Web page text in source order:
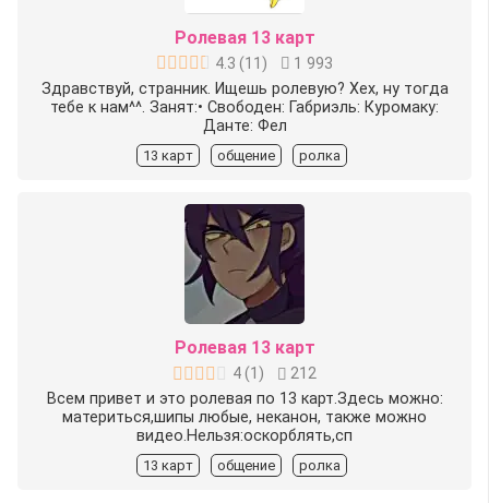
Ролевая 13 карт
4.3 (11 )
1 993
Здравствуй, странник. Ищешь ролевую? Хех, ну тогда
тебе к нам^^. Занят:• Свободен: Габриэль: Куромаку:
Данте: Фел
13 карт общение ролка
Ролевая 13 карт
4(1 )
212
Всем привет и это ролевая по 13 карт.Здесь можно:
материться,шипы любые, неканон, также можно
видео.Нельзя:оскорблять,сп
13 карт общение ролка